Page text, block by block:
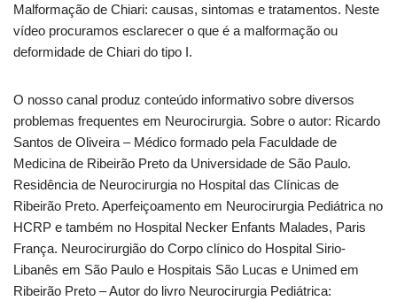
Malformação de Chiari: causas, sintomas e tratamentos. Neste
vídeo procuramos esclarecer o que é a malformação ou
deformidade de Chiari do tipo I.
O nosso canal produz conteúdo informativo sobre diversos
problemas frequentes em Neurocirurgia. Sobre o autor: Ricardo
Santos de Oliveira – Médico formado pela Faculdade de
Medicina de Ribeirão Preto da Universidade de São Paulo.
Residência de Neurocirurgia no Hospital das Clínicas de
Ribeirão Preto. Aperfeiçoamento em Neurocirurgia Pediátrica no
HCRP e também no Hospital Necker Enfants Malades, Paris
França. Neurocirurgião do Corpo clínico do Hospital Sirio-
Libanês em São Paulo e Hospitais São Lucas e Unimed em
Ribeirão Preto – Autor do livro Neurocirurgia Pediátrica: